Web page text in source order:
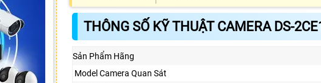
THÔNG SỐ KỸ THUẬT CAMERA DS-
Sản Phẩm Hãng
Model Camera Quan Sát